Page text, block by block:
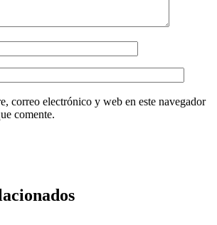
correo electrónico y web en este navegador
comente.